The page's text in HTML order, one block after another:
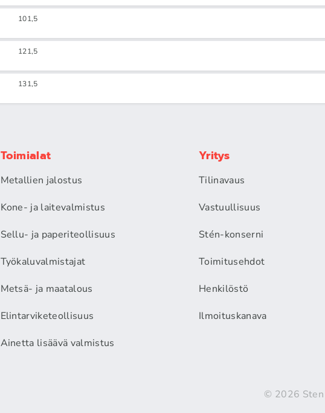
101,5
121,5
131,5
Toimialat
Metallien jalostus
Kone- ja laitevalmistus
Sellu- ja paperiteollisuus
Työkaluvalmistajat
Metsä- ja maatalous
Elintarviketeollisuus
Ainetta lisäävä valmistus
Yritys
Tilinavaus
Vastuullisuus
Stén-konserni
Toimitusehdot
Henkilöstö
Ilmoituskanava
© 2026 Sten